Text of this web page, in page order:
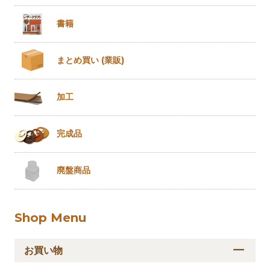
書籍
まとめ買い (業販)
加工
完成品
廃盤商品
Shop Menu
お買い物